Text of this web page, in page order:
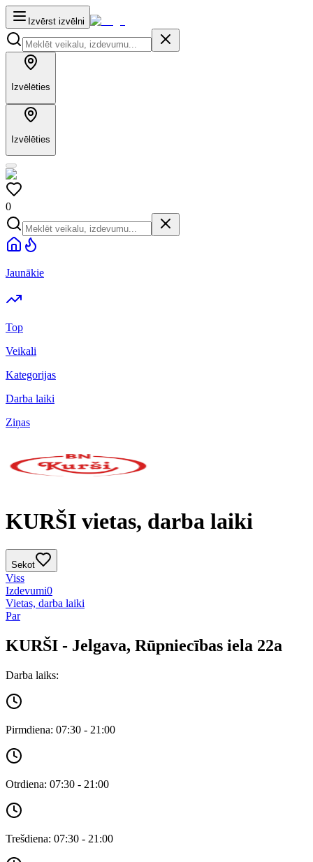
Izvērst izvēlni
Izvēlēties
Izvēlēties
0
Jaunākie
Top
Veikali
Kategorijas
Darba laiki
Ziņas
KURŠI vietas, darba laiki
Sekot
Viss
Izdevumi0
Vietas, darba laiki
Par
KURŠI - Jelgava, Rūpniecības iela 22a
Darba laiks:
Pirmdiena: 07:30 - 21:00
Otrdiena: 07:30 - 21:00
Trešdiena: 07:30 - 21:00